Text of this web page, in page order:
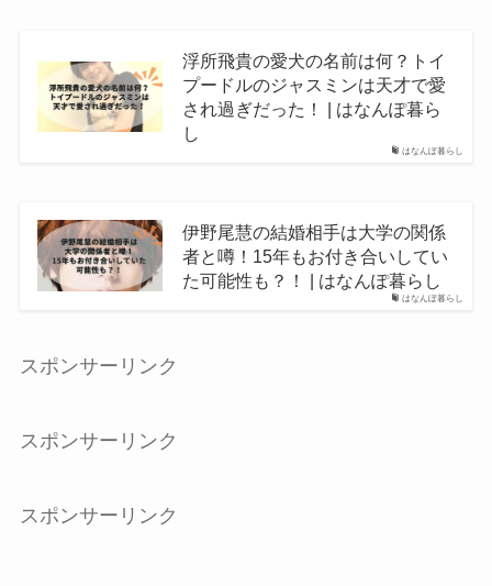
はなんぽ暮らし
浮所飛貴の愛犬の名前は何？トイ
プードルのジャスミンは天才で愛
され過ぎだった！ | はなんぽ暮ら
し
はなんぽ暮らし
伊野尾慧の結婚相手は大学の関係
者と噂！15年もお付き合いしてい
た可能性も？！ | はなんぽ暮らし
スポンサーリンク
スポンサーリンク
スポンサーリンク